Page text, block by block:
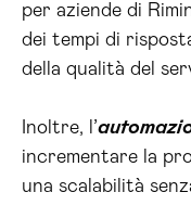
per aziende di
dei tempi di
della qualità del
Inoltre, l’
incrementare la
una scalabilità